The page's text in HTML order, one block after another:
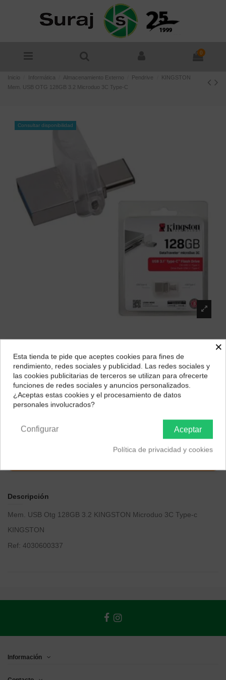
0
Inicio Informática Almacenamiento Externo Pendrive
KINGSTON
Mem. USB OTG 128GB 3.2 Microduo 3C Type-C
Consultar disponibilidad
Microduo 3C Type-C
Marca: Kingston
32,97 €
Descripción
Mem. USB Otg 128GB 3.2 KINGSTON Microduo 3C Type-c
KINGSTON
Ref: 4030600337
Información
¿Dónde deseas recibir tu pedido?
Selecciona tu ubicación para mostrarte los precios e
impuestos correctos para tu región.
×
Esta tienda te pide que aceptes cookies para fines de
rendimiento, redes sociales y publicidad. Las redes sociales y
las cookies publicitarias de terceros se utilizan para ofrecerte
funciones de redes sociales y anuncios personalizados.
¿Aceptas estas cookies y el procesamiento de datos
personales involucrados?
Aceptar
Configurar
Política de privacidad y cookies